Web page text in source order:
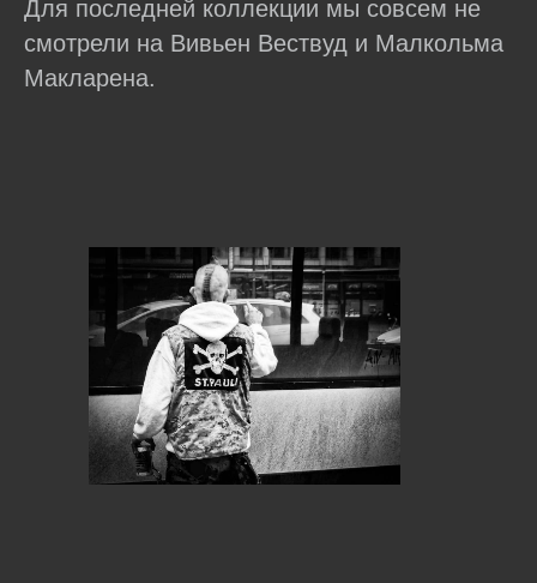
Для последней коллекции мы совсем не
смотрели на Вивьен Вествуд и Малкольма
Макларена.